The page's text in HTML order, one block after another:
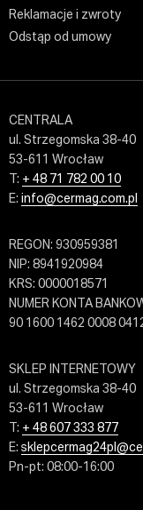
Reklamacje i zwroty
Odstąp od umowy
CENTRALA
ul. Strzegomska 38-40
53-611 Wrocław
T: + 48 71 782 00 10
E: info@cermag.com.pl
REGON: 930959381
NIP: 8941920984
KRS: 0000018571
NUMER KONTA
90 1600 1462 0008
SKLEP INTERNETOWY
ul. Strzegomska 38-40
53-611 Wrocław
T: + 48 607 333 877
E:
Pn-pt: 08:00-16:00